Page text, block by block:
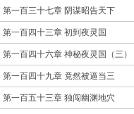
第一百三十七章 阴谋昭告天下
第一百四十三章 初到夜灵国
第一百四十六章 神秘夜灵国（三）
第一百四十九章 竟然被逼当三
第一百五十三章 独闯幽渊地穴